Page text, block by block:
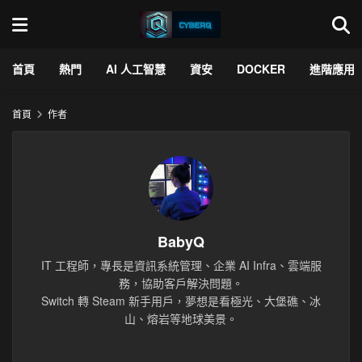
首頁 熱門 AI 人工智慧 資安 DOCKER 進階應用
首頁 作者
BabyQ
IT 工程師，專長是資訊系統管理、企業 AI Infra、雲端服
務，協助客戶解決問題。
Switch 轉 Steam 新手用戶，夢想是看極光、大堡礁、冰
山、熔岩等地球美景。